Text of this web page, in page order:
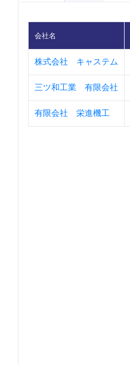
会社名
株式会社 キャステム
三ツ和工業 有限会社
有限会社 栄進機工